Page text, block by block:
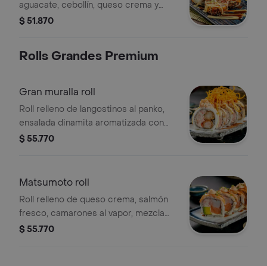
aguacate, cebollín, queso crema y
acompañado de salsa navarro
$ 51.870
Rolls Grandes Premium
Gran muralla roll
Roll relleno de langostinos al panko,
ensalada dinamita aromatizada con
aceite de sésamo y cebollín, con un
especial y teriyaki coronado con
$ 55.770
Matsumoto roll
Roll relleno de queso crema, salmón
fresco, camarones al vapor, mezcla
dinamita aguacate, topping de salmón
$ 55.770